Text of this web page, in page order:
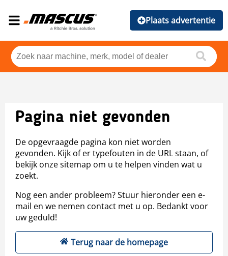
Plaats advertentie
Pagina niet gevonden
De opgevraagde pagina kon niet worden
gevonden. Kijk of er typefouten in de URL staan, of
bekijk onze sitemap om u te helpen vinden wat u
zoekt.
Nog een ander probleem? Stuur hieronder een e-
mail en we nemen contact met u op. Bedankt voor
uw geduld!
Terug naar de homepage